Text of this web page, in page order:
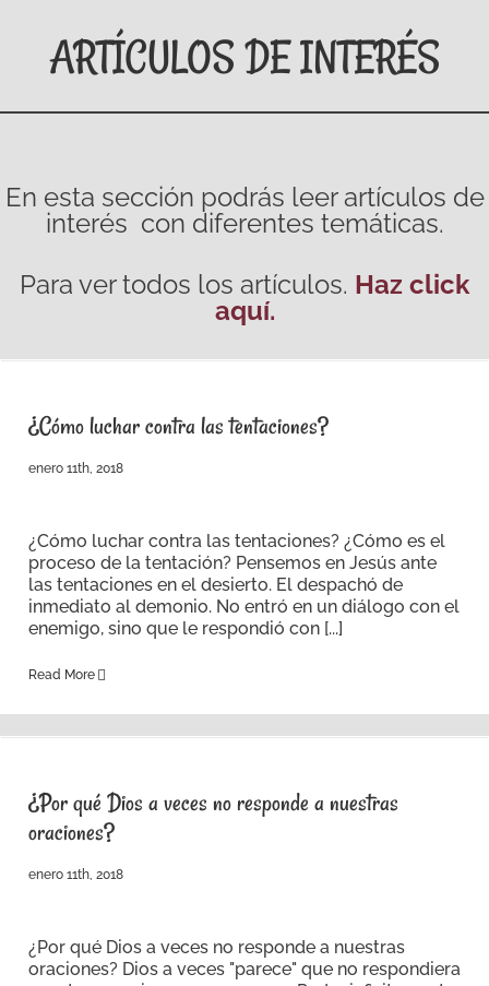
ARTÍCULOS DE INTERÉS
En esta sección podrás leer artículos de
interés con diferentes temáticas.
Para ver todos los artículos. Haz click
aquí.
¿Cómo luchar contra las tentaciones?
enero 11th, 2018
¿Cómo luchar contra las tentaciones? ¿Cómo es el
proceso de la tentación? Pensemos en Jesús ante
las tentaciones en el desierto. El despachó de
inmediato al demonio. No entró en un diálogo con el
enemigo, sino que le respondió con [...]
Read More
¿Por qué Dios a veces no responde a nuestras
oraciones?
enero 11th, 2018
¿Por qué Dios a veces no responde a nuestras
oraciones? Dios a veces "parece" que no respondiera